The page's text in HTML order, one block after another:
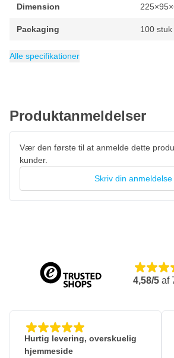
dispenseræske med 100 klistermærker
Q: op til 160 km/t
V: op til 240 km/t
Dimension
Packaging 100 stuk
Height 95 mm
Length 225 mm
Kategori
Alle specifikationer
Produktanmeldelser
Vær den første til at anmelde dette
kunder.
Skriv din anmeldelse
4,58/5 af
Hurtig levering, overskuelig
hjemmeside